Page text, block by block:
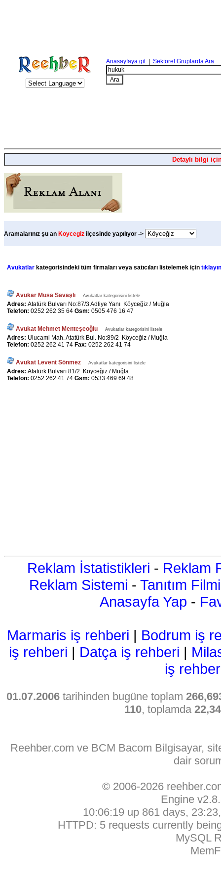
Anasayfaya git| Sektörel Gruplarda Ara
Detaylı bilgi
Aramalarınız şu an Koycegiz ilçesinde yapılıyor ->
Avukatlar kategorisindeki tüm firmaları veya satıcıları listelemek için
Avukar Musa Savaşlı Avukatlar kategorisini listele
Adres: Atatürk Bulvarı No:87/3 Adliye Yanı Köyceğiz / Muğla
Telefon: 0252 262 35 64 Gsm: 0505 476 16 47
Avukat Mehmet Menteşeoğlu Avukatlar kategorisini listele
Adres: Ulucami Mah. Atatürk Bul. No:89/2 Köyceğiz / Muğla
Telefon: 0252 262 41 74 Fax: 0252 262 41 74
Avukat Levent Sönmez Avukatlar kategorisini listele
Adres: Atatürk Bulvarı 81/2 Köyceğiz / Muğla
Telefon: 0252 262 41 74 Gsm: 0533 469 69 48
Reklam İstatistikleri - Reklam
Reklam Sistemi - Tanıtım Filmi
Anasayfa Yap -
Marmaris iş rehberi | Bodrum iş
iş rehberi | Datça iş rehberi |
iş
01.07.2006tarihinden bugüne toplam
110, toplamda
Reehber.com ve BCM Bacom Bilgisayar,
dair
© 2006-2026
Engine
10:06:19 up 861 days,
HTTPD: 5 requests currently
MySQL